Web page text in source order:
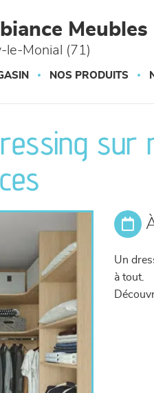
le-Monial (71)
NOS PRODUITS
sur
Un
à tout.